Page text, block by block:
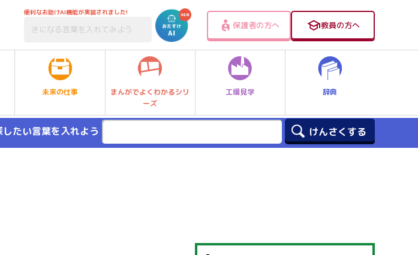
便利なお助けAI機能が実装されました!
保護者の方へ 教員の方へ
未来の仕事
まんがでよくわかるシリ
ーズ
工場見学 辞典
たい言葉を入れよう